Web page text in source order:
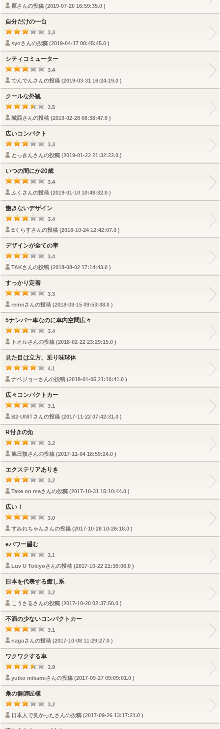
原さんの投稿 (2019-07-20 16:59:35.0 )
自分だけの一台
3.3
syoさんの投稿 (2019-04-17 08:45:45.0 )
シティコミューター
3.4
でんでんさんの投稿 (2019-03-31 16:24:19.0 )
クールな外観
3.5
城西さんの投稿 (2019-02-28 08:38:47.0 )
広いコンパクト
3.3
とっきんさんの投稿 (2019-01-22 21:32:22.0 )
いつの間にか20歳
3.4
ふくさんの投稿 (2019-01-10 10:48:32.0 )
飽きないデザイン
3.4
Eくらすさんの投稿 (2018-10-24 12:42:07.0 )
デザインが全ての車
3.4
TAKさんの投稿 (2018-08-02 17:14:43.0 )
すっかり定着
3.3
reireiさんの投稿 (2018-03-15 09:53:38.0 )
5ナンバー車なのに車内空間広々
3.4
トオルさんの投稿 (2018-02-22 23:29:15.0 )
見た目は立方、乗り味球体
4.1
ナベジョーさんの投稿 (2018-01-05 21:10:41.0 )
広々コンパクトカー
3.1
B2-UNITさんの投稿 (2017-11-22 07:42:31.0 )
R付きの角
3.2
旭日旗さんの投稿 (2017-11-04 18:59:24.0 )
エクステリアありき
3.2
Take on meさんの投稿 (2017-10-31 15:10:44.0 )
広い！
3.0
すみれちゃんさんの投稿 (2017-10-28 10:26:18.0 )
eパワー望む
3.1
Luv U Tokiyoさんの投稿 (2017-10-22 21:36:06.0 )
日本を代表する癒し系
3.2
こうさるさんの投稿 (2017-10-20 02:37:50.0 )
不満の少ないコンパクトカー
3.1
nagaさんの投稿 (2017-10-08 11:29:27.0 )
ワクワクする車
3.9
yuiko mikamiさんの投稿 (2017-09-27 09:09:01.0 )
角の御師匠様
3.2
日本人で良かったさんの投稿 (2017-09-26 13:17:21.0 )